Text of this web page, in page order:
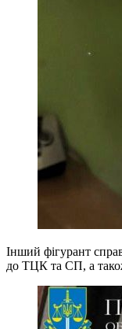
Інший фігурант
до ТЦК та СП, а